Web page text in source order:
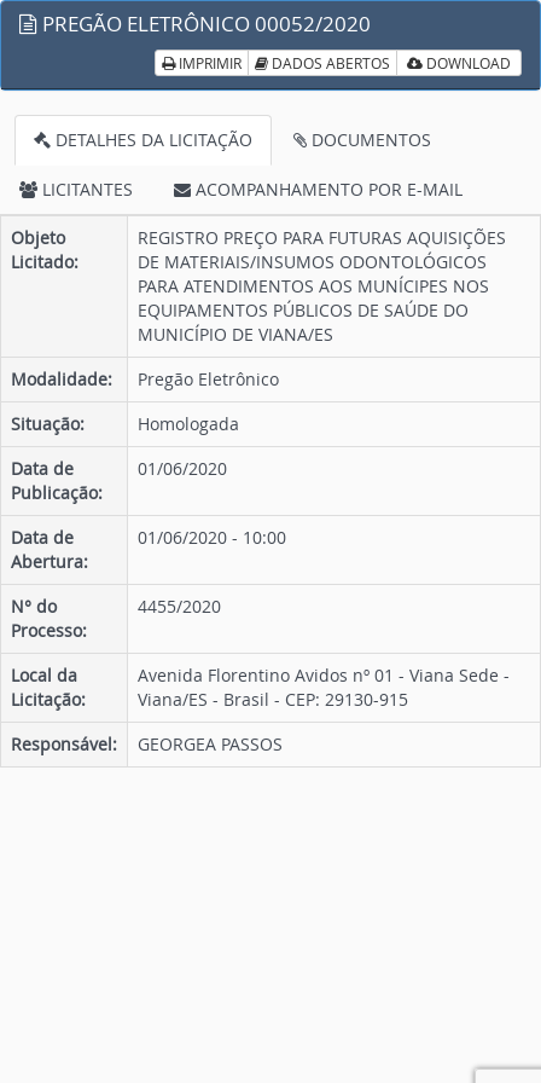
PREGÃO ELETRÔNICO 00052/2020
IMPRIMIR DADOS ABERTOS DOWNLOAD
DETALHES DA LICITAÇÃO DOCUMENTOS
LICITANTES ACOMPANHAMENTO POR E-MAIL
Objeto
Licitado:
REGISTRO PREÇO PARA FUTURAS AQUISIÇÕES
DE MATERIAIS/INSUMOS ODONTOLÓGICOS
PARA ATENDIMENTOS AOS MUNÍCIPES NOS
EQUIPAMENTOS PÚBLICOS DE SAÚDE DO
MUNICÍPIO DE VIANA/ES
Modalidade:
Pregão Eletrônico
Situação:
Homologada
Data de
Publicação:
01/06/2020
Data de
Abertura:
01/06/2020 - 10:00
N° do
Processo:
4455/2020
Local da
Licitação:
Avenida Florentino Avidos nº 01 - Viana Sede -
Viana/ES - Brasil - CEP: 29130-915
Responsável:
GEORGEA PASSOS